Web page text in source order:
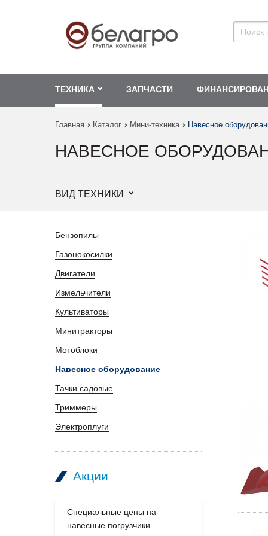
ТЕХНИКА ЗАПЧАСТИ
Главная Каталог Мини-техника Навесное
НАВЕСНОЕ
ВИД ТЕХНИКИ
Бензопилы
Газонокосилки
Двигатели
Измельчители
Культиваторы
Минитракторы
Мотоблоки
Навесное оборудование
Тачки садовые
Триммеры
Электроплуги
Акции
Специальные цены на
навесные погрузчики
Большое